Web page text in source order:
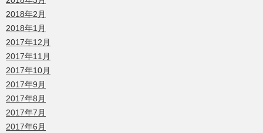
2018年2月
2018年1月
2017年12月
2017年11月
2017年10月
2017年9月
2017年8月
2017年7月
2017年6月